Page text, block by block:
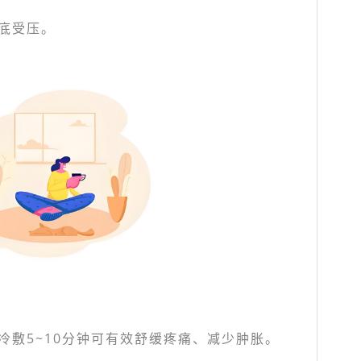
受压。
敷5~10分钟可有效舒缓疼痛、减少肿胀。